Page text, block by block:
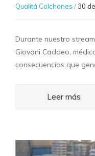
Qualitá Colchones / 30
Durante nuestro stream
Giovani Caddeo,
consecuencias que
Leer más